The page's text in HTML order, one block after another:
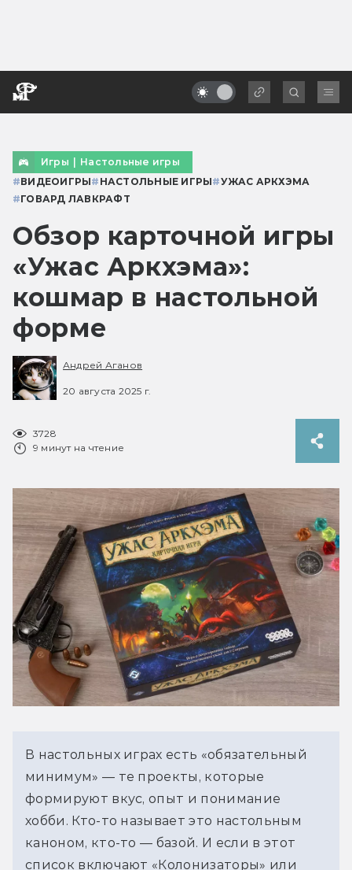
Игры | Настольные игры
#ВИДЕОИГРЫ# НАСТОЛЬНЫЕ ИГРЫ#УЖАС АРКХЭМА
#ГОВАРД ЛАВКРАФТ
Обзор карточной игры
«Ужас Аркхэма»:
кошмар в настольной
форме
Андрей Аганов
20 августа 2025 г.
3728
9 минут на чтение
В настольных играх есть «обязательный
минимум» — те проекты, которые
формируют вкус, опыт и понимание
хобби. Кто-то называет это настольным
каноном, кто-то — базой. И если в этот
список включают «Колонизаторы» или